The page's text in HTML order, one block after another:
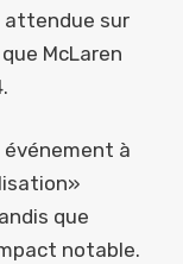
attendue sur
McLaren
événement à
que
notable.